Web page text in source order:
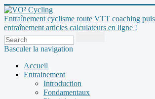
Entraînement cyclisme route VTT coaching
entraînement articles calculateurs en ligne !
Basculer la navigation
Accueil
Entrainement
Introduction
Fondamentaux